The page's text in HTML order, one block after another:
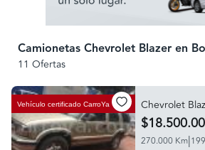
Camionetas Chevrolet Blazer en
11 Ofertas
Vehículo certificado CarroYa Chevrolet
270.000 Km|